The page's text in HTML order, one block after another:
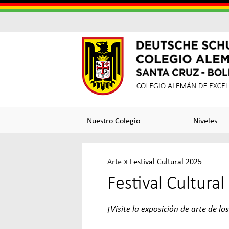
Aleman
Cruz
Alemán
Nuestro Colegio Niveles
Arte » Festival Cultural 2025
Festival
¡Visite la exposición de arte de